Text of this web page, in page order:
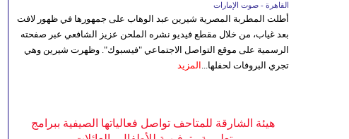
القاهرة - صوت الإمارات
أطلت المطربة المصرية شيرين عبد الوهاب على جمهورها في ظهور لافت
بعد غياب، من خلال مقطع فيديو نشره الملحن عزيز الشافعي عبر صفحته
الرسمية على موقع التواصل الاجتماعي "فيسبوك". وظهرت شيرين وهي
تجري البروفات لحفلها... المزيد
هيئة الشارقة للمتاحف تواصل فعالياتها الصيفية ببرامج